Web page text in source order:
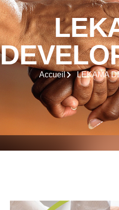
Accueil LEKAMA